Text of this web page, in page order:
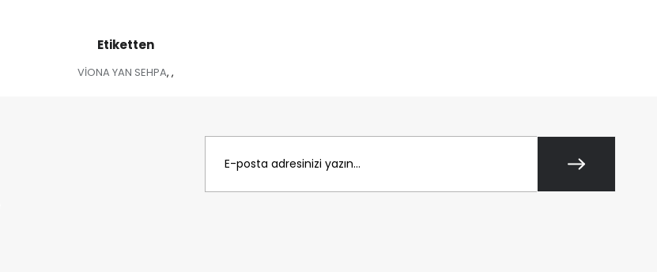
Etiketten
VİONA YAN SEHPA, ,